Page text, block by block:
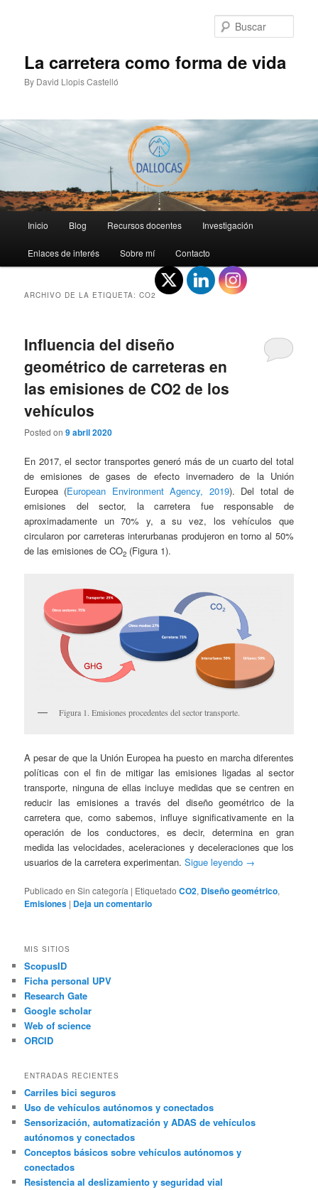
La carretera como forma de vida
By David Llopis Castelló
principal
Inicio Blog Recursos docentes Investigación
Enlaces de interés Sobre mí Contacto
ARCHIVO DE LA ETIQUETA:CO2
Influencia del diseño
geométrico de carreteras en
las emisiones de CO2 de los
vehículos
Posted on9 abril 2020
En 2017, el sector transportes generó más de un cuarto del total
de emisiones de gases de efecto invernadero de la Unión
Europea (European Environment Agency, 2019). Del total de
emisiones del sector, la carretera fue responsable de
aproximadamente un 70% y, a su vez, los vehículos que
circularon por carreteras interurbanas produjeron en torno al 50%
de las emisiones de CO2 (Figura 1).
Figura 1. Emisiones procedentes del sector transporte.
A pesar de que la Unión Europea ha puesto en marcha diferentes
políticas con el fin de mitigar las emisiones ligadas al sector
transporte, ninguna de ellas incluye medidas que se centren en
reducir las emisiones a través del diseño geométrico de la
carretera que, como sabemos, influye significativamente en la
operación de los conductores, es decir, determina en gran
medida las velocidades, aceleraciones y deceleraciones que los
usuarios de la carretera experimentan.Sigue leyendo →
Publicado en Sin categoría | Etiquetado CO2, Diseño geométrico,
Emisiones | Deja un comentario
MIS SITIOS
ScopusID
Ficha personal UPV
Research Gate
Google scholar
Web of science
ORCID
ENTRADAS RECIENTES
Carriles bici seguros
Uso de vehículos autónomos y conectados
Sensorización, automatización y ADAS de vehículos
autónomos y conectados
Conceptos básicos sobre vehículos autónomos y
conectados
Resistencia al deslizamiento y seguridad vial